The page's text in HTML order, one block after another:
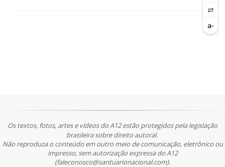
Os textos, fotos, artes e vídeos do A12 estão protegidos pela legislação
brasileira sobre direito autoral.
Não reproduza o conteúdo em outro meio de comunicação, eletrônico ou
impresso, sem autorização expressa do A12
(faleconosco@santuarionacional.com).